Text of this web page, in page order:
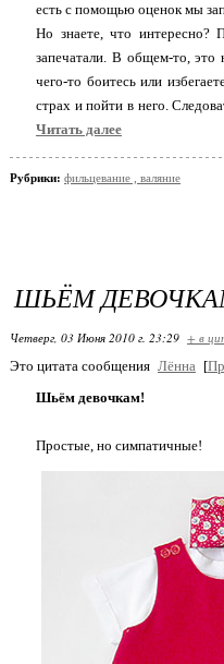
есть с помощью оценок мы
Но знаете, что интересно?
запечатали. В общем-то, это
чего-то боитесь или
страх и пойти в него.
Читать далее
Рубрики: фильцевание , валяние
ШЬЁМ
Четверг, 03 Июня 2010 г. 23:29 + в
Это цитата сообщения Лённа [
Шьём девочкам!
Простые, но симпатичные!